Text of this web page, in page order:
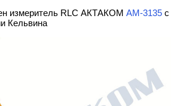
измеритель RLC АКТАКОМ АМ-3135 с
Кельвина